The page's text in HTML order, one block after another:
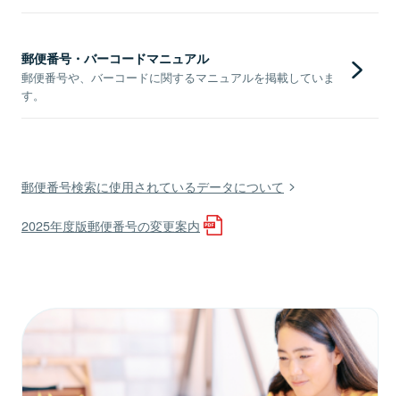
郵便番号・バーコードマニュアル
郵便番号や、バーコードに関するマニュアルを掲載していま
す。
郵便番号検索に使用されているデータについて
2025年度版郵便番号の変更案内